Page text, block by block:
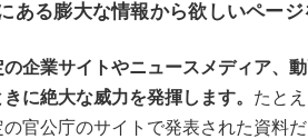
ある膨大な情報から欲しいペー
企業サイトやニュースメディア、
に絶大な威力を発揮します。 たと
官公庁のサイトで発表された資料